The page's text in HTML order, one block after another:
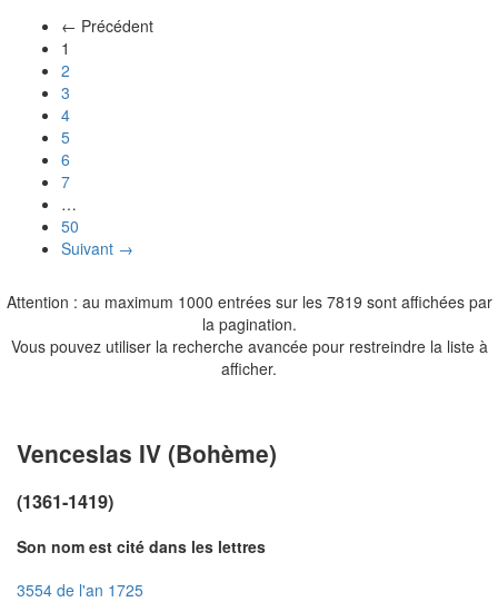
← Précédent
1
2
3
4
5
6
7
…
50
Suivant →
Attention : au maximum 1000 entrées sur les 7819 sont affichées par
la pagination.
Vous pouvez utiliser la recherche avancée pour restreindre la liste à
afficher.
Venceslas IV (Bohème)
(1361-1419)
Son nom est cité dans les lettres
3554 de l'an 1725